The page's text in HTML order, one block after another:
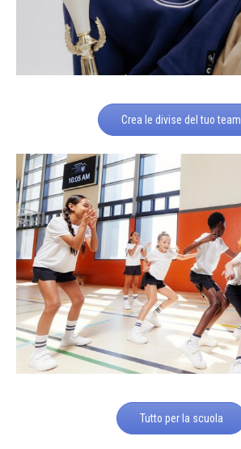
Crea le divise del tuo team
Tutto per la scuola